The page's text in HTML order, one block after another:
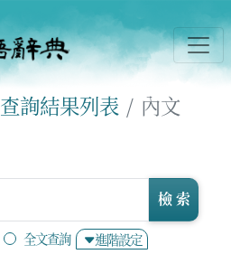
查詢結果列表 內文
全文查詢 進階設定
檢 索